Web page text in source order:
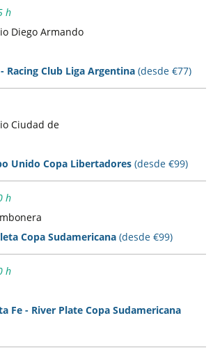
h
Diego Armando
Racing Club Liga Argentina (desde €77)
Ciudad de
Unido Copa Libertadores (desde €99)
h
Copa Sudamericana (desde €99)
h
Fe - River Plate Copa Sudamericana